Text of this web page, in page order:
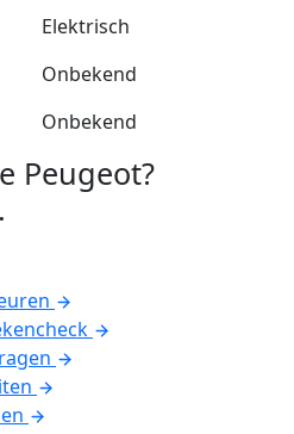
Elektrisch
Onbekend
Onbekend
Peugeot?
.